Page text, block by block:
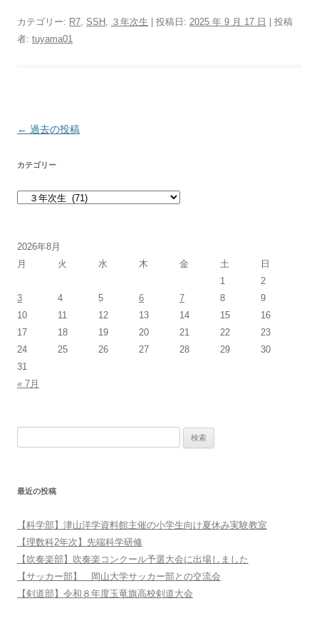
カテゴリー: R7, SSH , ３年次生 | 投稿日: 2025 年 9 月 17 日
投稿
者: tuyama01
投稿ナビゲーション
← 過去の投稿
カテゴリー
カテゴリー
2026年8月
月
火 水 木 金 土 日
« 7月
1
2
3
4 5 6 7 8
9
10
11 12 13 14 15
16
17
18 19 20 21 22
23
24
25 26 27 28 29
30
31
最近の投稿
【科学部】津山洋学資料館主催の小学生向け夏休み実験教室
【理数科2年次】先端科学研修
【吹奏楽部】吹奏楽コンクール予選大会に出場しました
【サッカー部】 岡山大学サッカー部との交流会
【剣道部】令和８年度玉竜旗高校剣道大会